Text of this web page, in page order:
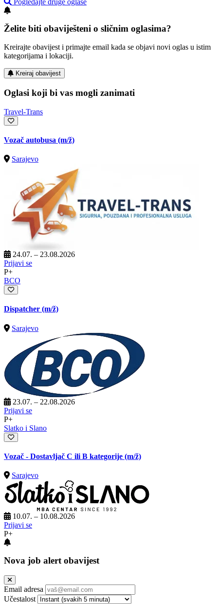
Želite biti obaviješteni o sličnim oglasima?
Kreirajte obavijest i primajte email kada se objavi novi oglas u istim
kategorijama i lokaciji.
Kreiraj obavijest
Oglasi koji bi vas mogli zanimati
Travel-Trans
Vozač autobusa (m/ž)
Sarajevo
24.07. – 23.08.2026
Prijavi se
P+
BCO
Dispatcher (m/ž)
Sarajevo
23.07. – 22.08.2026
Prijavi se
P+
Slatko i Slano
Vozač - Dostavljač C ili B kategorije (m/ž)
Sarajevo
10.07. – 10.08.2026
Prijavi se
P+
Nova job alert obavijest
Email adresa
Učestalost